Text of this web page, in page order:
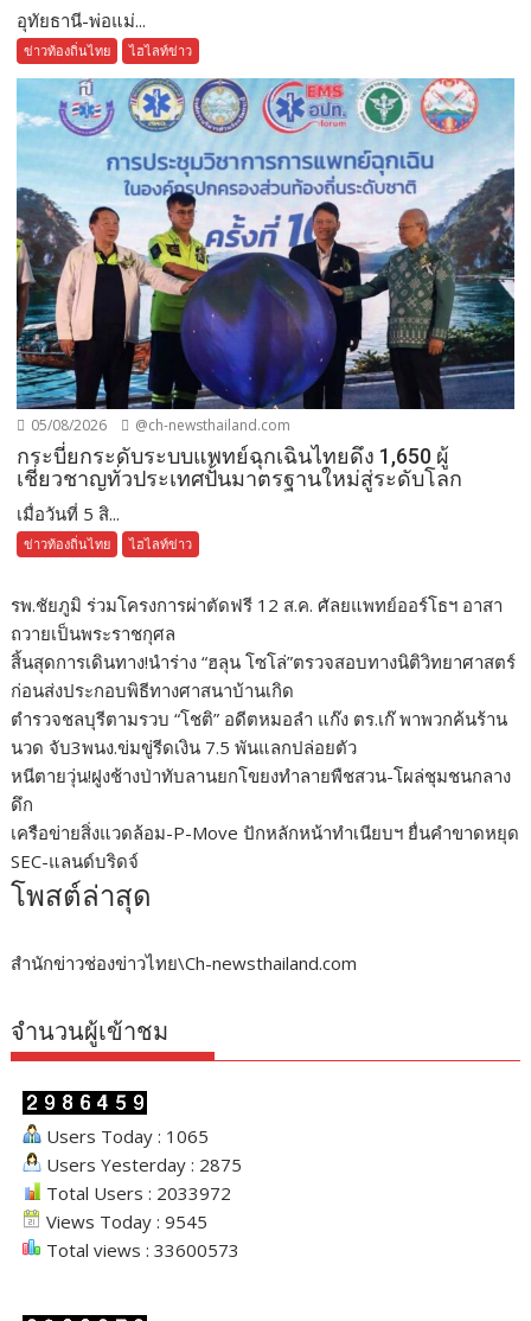
อุทัยธานี-พ่อแม่...
ข่าวท้องถิ่นไทย ไฮไลท์ข่าว
05/08/2026 @ch-newsthailand.com
กระบี่ยกระดับระบบแพทย์ฉุกเฉินไทยดึง 1,650 ผู้
เชี่ยวชาญทั่วประเทศปั้นมาตรฐานใหม่สู่ระดับโลก
เมื่อวันที่ 5 สิ...
ข่าวท้องถิ่นไทย ไฮไลท์ข่าว
รพ.ชัยภูมิ ร่วมโครงการผ่าตัดฟรี 12 ส.ค. ศัลยแพทย์ออร์โธฯ อาสา
ถวายเป็นพระราชกุศล
สิ้นสุดการเดินทาง!นำร่าง “ฮลุน โซโล่”ตรวจสอบทางนิติวิทยาศาสตร์
ก่อนส่งประกอบพิธีทางศาสนาบ้านเกิด
ตำรวจชลบุรีตามรวบ “โชติ” อดีตหมอลำ แก๊ง ตร.เก๊ พาพวกค้นร้าน
นวด จับ3พนง.ข่มขู่รีดเงิน 7.5 พันแลกปล่อยตัว
หนีตายวุ่น!ฝูงช้างป่าทับลานยกโขยงทำลายพืชสวน-โผล่ชุมชนกลาง
ดึก
เครือข่ายสิ่งแวดล้อม-P-Move ปักหลักหน้าทำเนียบฯ ยื่นคำขาดหยุด
SEC-แลนด์บริดจ์
โพสต์ล่าสุด
สำนักข่าวช่องข่าวไทย\Ch-newsthailand.com
จำนวนผู้เข้าชม
Users Today : 1065
Users Yesterday : 2875
Total Users : 2033972
Views Today : 9545
Total views : 33600573